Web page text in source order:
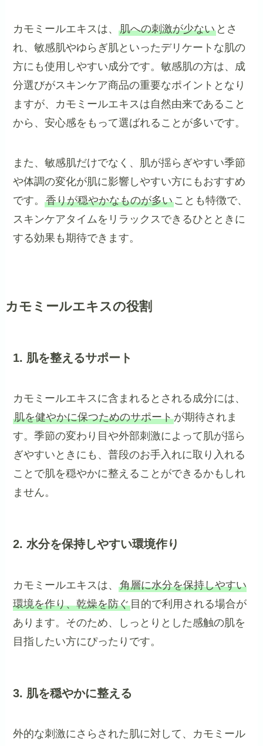
カモミールエキスは、肌への刺激が少ない とさ
れ、敏感肌やゆらぎ肌といったデリケートな肌の
方にも使用しやすい成分です。敏感肌の方は、成
分選びがスキンケア商品の重要なポイントとなり
ますが、カモミールエキスは自然由来であること
から、安心感をもって選ばれることが多いです。
また、敏感肌だけでなく、肌が揺らぎやすい季節
や体調の変化が肌に影響しやすい方にもおすすめ
です。香りが穏やかなものが多いことも特徴で、
スキンケアタイムをリラックスできるひとときに
する効果も期待できます。
カモミールエキスの役割
1. 肌を整えるサポート
カモミールエキスに含まれるとされる成分には、
肌を健やかに保つためのサポートが期待されま
す。季節の変わり目や外部刺激によって肌が揺ら
ぎやすいときにも、普段のお手入れに取り入れる
ことで肌を穏やかに整えることができるかもしれ
ません。
2. 水分を保持しやすい環境作り
カモミールエキスは、角層に水分を保持しやすい
環境を作り、乾燥を防ぐ目的で利用される場合が
あります。そのため、しっとりとした感触の肌を
目指したい方にぴったりです。
3. 肌を穏やかに整える
外的な刺激にさらされた肌に対して、カモミール